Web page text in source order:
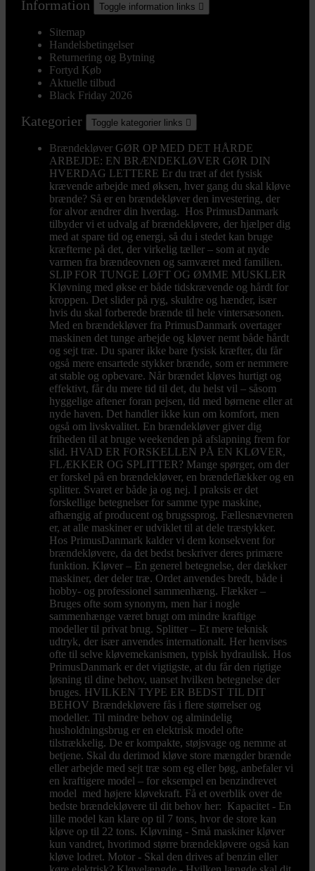
Information Toggle information links 
Sitemap
Handelsbetingelser
Returnering og Bytning
Fortyd Køb
Aktuelle tilbud
Black Friday 2026
Kategorier Toggle kategorier links 
Brændekløver GØR OP MED DET HÅRDE
ARBEJDE: EN BRÆNDEKLØVER GØR DIN
HVERDAG LETTERE Er du træt af det fysisk
krævende arbejde med øksen, hver gang du skal kløve
brænde? Så er en brændekløver den investering, der
for alvor ændrer din hverdag. Hos PrimusDanmark
tilbyder vi et udvalg af brændekløvere, der hjælper dig
med at spare tid og energi, så du i stedet kan bruge
kræfterne på det, der virkelig tæller – som at nyde
varmen fra brændeovnen og samværet med familien.
SLIP FOR TUNGE LØFT OG ØMME MUSKLER
Kløvning med økse er både tidskrævende og hårdt for
kroppen. Det slider på ryg, skuldre og hænder, især
hvis du skal forberede brænde til hele vintersæsonen.
Med en brændekløver fra PrimusDanmark overtager
maskinen det tunge arbejde og kløver nemt både hårdt
og sejt træ. Du sparer ikke bare fysisk kræfter, du får
også mere ensartede stykker brænde, som er nemmere
at stable og opbevare. Når brændet kløves hurtigt og
effektivt, får du mere tid til det, du helst vil – såsom
hyggelige aftener foran pejsen, tid med børnene eller at
nyde haven. Det handler ikke kun om komfort, men
også om livskvalitet. En brændekløver giver dig
friheden til at bruge weekenden på afslapning frem for
slid. HVAD ER FORSKELLEN PÅ EN KLØVER,
FLÆKKER OG SPLITTER? Mange spørger, om der
er forskel på en brændekløver, en brændeflækker og en
splitter. Svaret er både ja og nej. I praksis er det
forskellige betegnelser for samme type maskine,
afhængig af producent og brugssprog. Fællesnævneren
er, at alle maskiner er udviklet til at dele træstykker.
Hos PrimusDanmark kalder vi dem konsekvent for
brændekløvere, da det bedst beskriver deres primære
funktion. Kløver – En generel betegnelse, der dækker
maskiner, der deler træ. Ordet anvendes bredt, både i
hobby- og professionel sammenhæng. Flækker –
Bruges ofte som synonym, men har i nogle
sammenhænge været brugt om mindre kraftige
modeller til privat brug. Splitter – Et mere teknisk
udtryk, der især anvendes internationalt. Her henvises
ofte til selve kløvemekanismen, typisk hydraulisk. Hos
PrimusDanmark er det vigtigste, at du får den rigtige
løsning til dine behov, uanset hvilken betegnelse der
bruges. HVILKEN TYPE ER BEDST TIL DIT
BEHOV Brændekløvere fås i flere størrelser og
modeller. Til mindre behov og almindelig
husholdningsbrug er en elektrisk model ofte
tilstrækkelig. De er kompakte, støjsvage og nemme at
betjene. Skal du derimod kløve store mængder brænde
eller arbejde med sejt træ som eg eller bøg, anbefaler vi
en kraftigere model – for eksempel en benzindrevet
model med højere kløvekraft. Få et overblik over de
bedste brændekløvere til dit behov her: Kapacitet - En
lille model kan klare op til 7 tons, hvor de store kan
kløve op til 22 tons. Kløvning - Små maskiner kløver
kun vandret, hvorimod større brændekløvere også kan
kløve lodret. Motor - Skal den drives af benzin eller